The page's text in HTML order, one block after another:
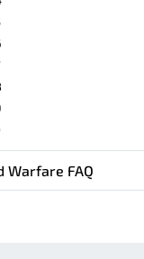
Warfare FAQ